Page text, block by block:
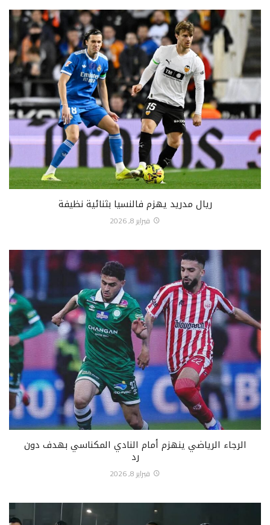
ريال مدريد يهزم فالنسيا بثنائية نظيفة
فبراير 8, 2026
الرجاء الرياضي ينهزم أمام النادي المكناسي بهدف دون
رد
فبراير 8, 2026